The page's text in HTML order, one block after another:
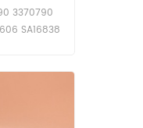
3370790
SA16838